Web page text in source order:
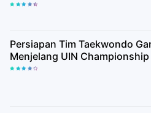
Persiapan Tim Taekwondo
Menjelang UIN